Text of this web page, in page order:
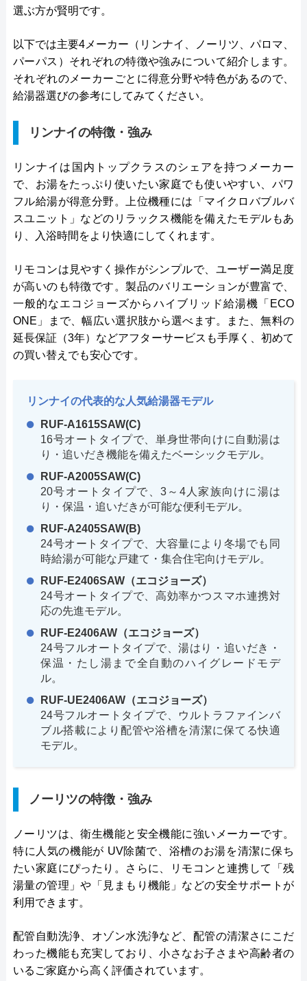
選ぶ方が賢明です。
以下では主要4メーカー（リンナイ、ノーリツ、パロマ、
パーパス）それぞれの特徴や強みについて紹介します。
それぞれのメーカーごとに得意分野や特色があるので、
給湯器選びの参考にしてみてください。
リンナイの特徴・強み
リンナイは国内トップクラスのシェアを持つメーカー
で、お湯をたっぷり使いたい家庭でも使いやすい、パワ
フル給湯が得意分野。上位機種には「マイクロバブルバ
スユニット」などのリラックス機能を備えたモデルもあ
り、入浴時間をより快適にしてくれます。
リモコンは見やすく操作がシンプルで、ユーザー満足度
が高いのも特徴です。製品のバリエーションが豊富で、
一般的なエコジョーズからハイブリッド給湯機「ECO
ONE」まで、幅広い選択肢から選べます。また、無料の
延長保証（3年）などアフターサービスも手厚く、初めて
の買い替えでも安心です。
リンナイの代表的な人気給湯器モデル
RUF-A1615SAW(C)
16号オートタイプで、単身世帯向けに自動湯は
り・追いだき機能を備えたベーシックモデル。
RUF-A2005SAW(C)
20号オートタイプで、3～4人家族向けに湯は
り・保温・追いだきが可能な便利モデル。
RUF-A2405SAW(B)
24号オートタイプで、大容量により冬場でも同
時給湯が可能な戸建て・集合住宅向けモデル。
RUF-E2406SAW（エコジョーズ）
24号オートタイプで、高効率かつスマホ連携対
応の先進モデル。
RUF-E2406AW（エコジョーズ）
24号フルオートタイプで、湯はり・追いだき・
保温・たし湯まで全自動のハイグレードモデ
ル。
RUF-UE2406AW（エコジョーズ）
24号フルオートタイプで、ウルトラファインバ
ブル搭載により配管や浴槽を清潔に保てる快適
モデル。
ノーリツの特徴・強み
ノーリツは、衛生機能と安全機能に強いメーカーです。
特に人気の機能が UV除菌で、浴槽のお湯を清潔に保ち
たい家庭にぴったり。さらに、リモコンと連携して「残
湯量の管理」や「見まもり機能」などの安全サポートが
利用できます。
配管自動洗浄、オゾン水洗浄など、配管の清潔さにこだ
わった機能も充実しており、小さなお子さまや高齢者の
いるご家庭から高く評価されています。